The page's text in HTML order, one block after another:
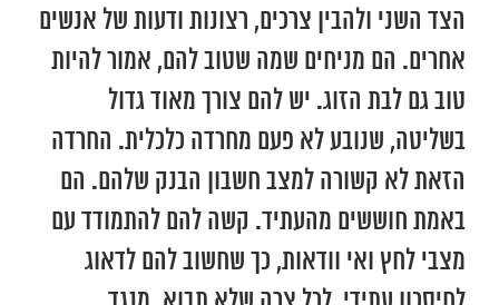
הצד השני ולהבין צרכים, רצונות ודעות של אנשים
אחרים. הם מניחים שמה שטוב להם, אמור להיות
טוב גם לבת הזוג. יש להם צורך מאוד גדול
בשליטה, שנובע לא פעם מחרדה כלכלית. החרדה
הזאת לא קשורה למצב חשבון הבנק שלהם. הם
באמת חוששים מהעתיד. קשה להם להתמודד עם
מצבי לחץ ואי וודאות, כך שחשוב להם לדאוג